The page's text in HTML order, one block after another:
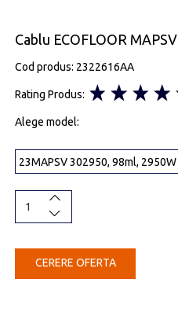
Cablu ECOFLOOR MAPSV
Cod produs: 2322616AA
Rating Produs:
Alege model:
CERERE OFERTA